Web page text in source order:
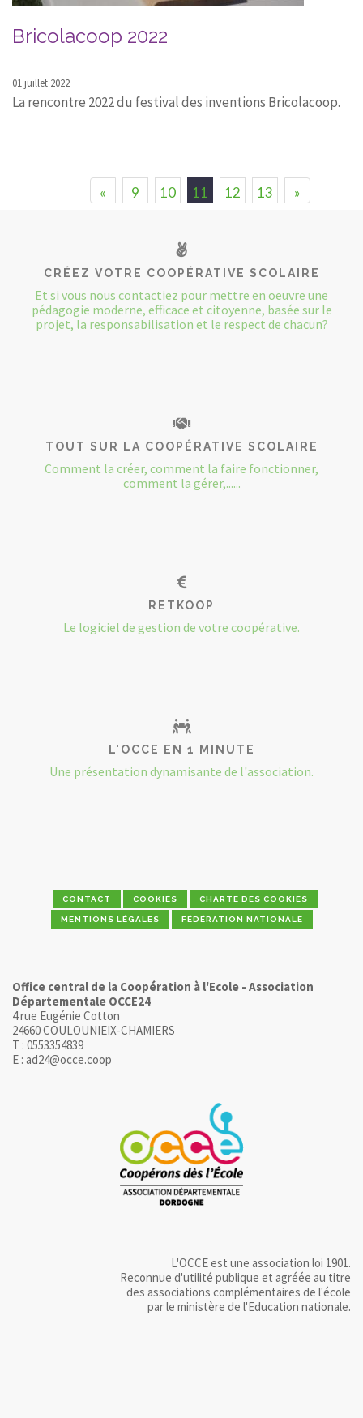
Bricolacoop 2022
01 juillet 2022
La rencontre 2022 du festival des inventions Bricolacoop.
« 9 10 11 12 13 »
CRÉEZ VOTRE COOPÉRATIVE SCOLAIRE
Et si vous nous contactiez pour mettre en oeuvre une
pédagogie moderne, efficace et citoyenne, basée sur le
projet, la responsabilisation et le respect de chacun?
TOUT SUR LA COOPÉRATIVE SCOLAIRE
Comment la créer, comment la faire fonctionner,
comment la gérer,......
RETKOOP
Le logiciel de gestion de votre coopérative.
L'OCCE EN 1 MINUTE
Une présentation dynamisante de l'association.
CONTACT COOKIES CHARTE DES COOKIES
MENTIONS LÉGALES FÉDÉRATION NATIONALE
Office central de la Coopération à l'Ecole - Association
Départementale OCCE24
4 rue Eugénie Cotton
24660 COULOUNIEIX-CHAMIERS
T : 0553354839
E : ad24@occe.coop
L'OCCE est une association loi 1901.
Reconnue d'utilité publique et agréée au titre
des associations complémentaires de l'école
par le ministère de l'Education nationale.